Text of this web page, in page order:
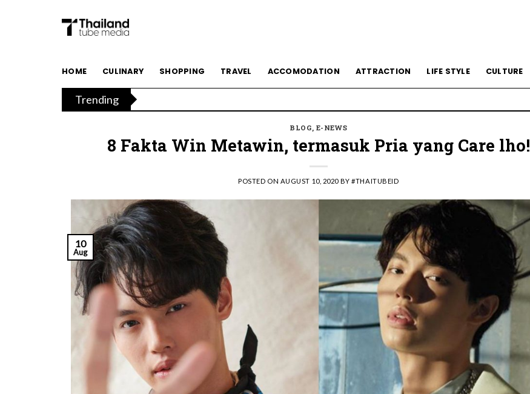
content
HOME CULINARY SHOPPING TRAVEL ACCOMODATION ATTRACTION LIFE STYLE CULTURE
Trending
BLOG, E-NEWS
8 Fakta Win Metawin, termasuk Pria yang Care lho!
POSTED ON AUGUST 10, 2020 BY#THAITUBEID
10
Aug